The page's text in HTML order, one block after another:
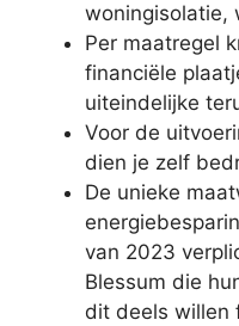
woningisolatie,
Per maatregel
financiële
uiteindelijke
Voor de
dien je zelf
De unieke
van 2023
Blessum die
dit deels willen